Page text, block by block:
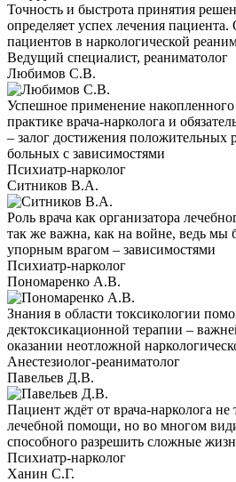
Точность и быстрота принятия
определяет успех лечения
пациентов в наркологической
Ведущий специалист, реаниматолог
Любимов С.В.
Успешное применение
практике врача-нарколога и
– залог достижения положительных
больных с зависимостями
Психиатр-нарколог
Ситников В.А.
Роль врача как организатора
так же важна, как на войне, ведь мы
упорным врагом – зависимостями
Психиатр-нарколог
Пономаренко А.В.
Знания в области токсикологии
дектоксикационной терапии –
оказании неотложной
Анестезиолог-реаниматолог
Павельев Д.В.
Пациент ждёт от врача-нарколога не
лечебной помощи, но во многом
способного разрешить сложные
Психиатр-нарколог
Ханин С.Г.